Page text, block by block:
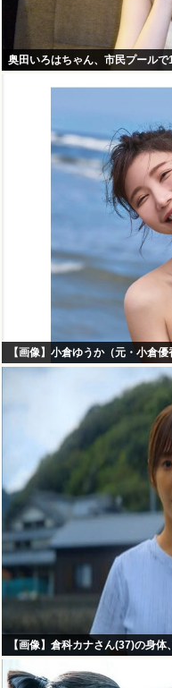
奥田いろはちゃん、市民プールで
【画像】小倉ゆうか（元・小倉
【画像】倉科カナさん(37)の身